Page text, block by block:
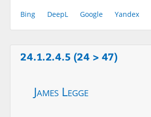
Bing DeepL Google Yandex
24.1.2.4.5 (24 > 47)
James Legge